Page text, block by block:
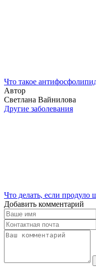
Что такое
Автор
Светлана Вайнилова
Другие заболевания
Что делать, если продуло
Добавить комментарий